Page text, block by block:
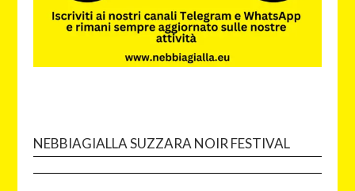
NEBBIAGIALLA SUZZARA NOIR FESTIVAL